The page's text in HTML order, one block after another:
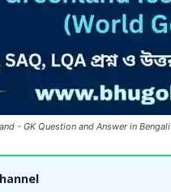
- GK Question and Answer in Bengali